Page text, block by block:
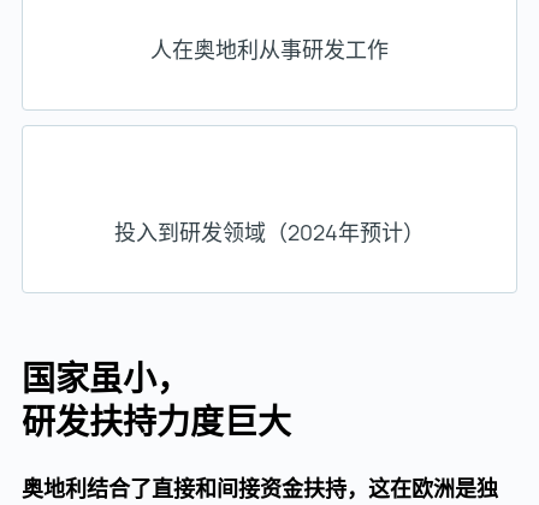
人在奥地利从事研发工作
投入到研发领域（2024年预计）
国家虽小，
研发扶持力度巨大
奥地利结合了直接和间接资金扶持，这在欧洲是独